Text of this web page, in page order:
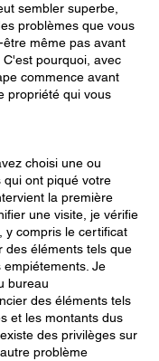
sembler superbe,
problèmes que vous
même pas avant
pourquoi, avec
commence avant
propriété qui vous
choisi une ou
ont piqué votre
la première
une visite, je vérifie
y compris le certificat
des éléments tels que
empiétements. Je
bureau
des éléments tels
et les montants dus
des privilèges sur
problème